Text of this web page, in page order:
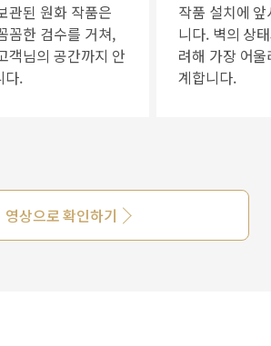
관된 원화 작품은
꼼한 검수를 거쳐,
객님의 공간까지 안
다.
작품 설치에
니다. 벽의 상
려해 가장 어
계합니다.
영상으로 확인하기